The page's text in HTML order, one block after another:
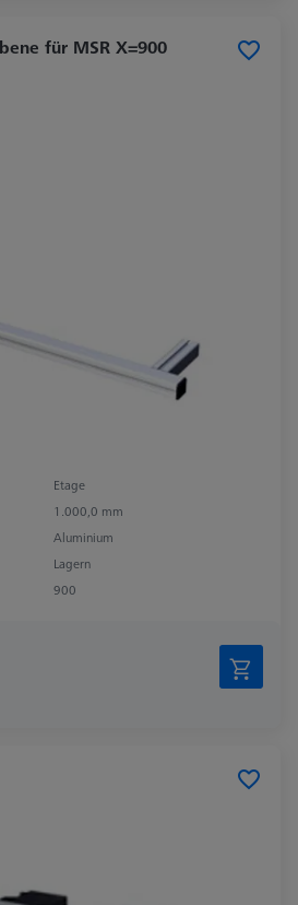
für MSR X=900
Etage
1.000,0 mm
Aluminium
Lagern
900